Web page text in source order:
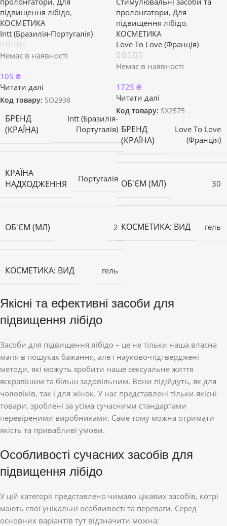
підвищення лібідо,
КОСМЕТИКА
Intt (Бразилія-Португалія)
Немає в наявності
105 ₴
Читати далі
Код товару: SO2938
БРЕНД
(КРАЇНА)
Intt (Бразилія-
Португалія)
КРАЇНА
НАДХОДЖЕННЯ
Португалія
ОБ'ЄМ (МЛ) 2
КОСМЕТИКА: ВИД гель
пролонгатори, Для
підвищення лібідо,
КОСМЕТИКА
Love To Love (Франція)
Немає в наявності
1725 ₴
Читати далі
Код товару: SX2575
БРЕНД
(КРАЇНА)
Love To Love
(Франція)
ОБ'ЄМ (МЛ) 30
КОСМЕТИКА: ВИД гель
Якісні та ефективні засоби для
підвищення лібідо
Засоби для підвищення лібідо – це не тільки наша власна
магія в пошуках бажання, але і науково-підтверджені
методи, які можуть зробити наше сексуальне життя
яскравішим та більш задовільним. Вони підійдуть, як для
чоловіків, так і для жінок. У нас представлені тільки якісні
товари, зроблені за усіма сучасними стандартами
перевіреними виробниками. Саме тому можна отримати
якість та привабливі умови.
Особливості сучасних засобів для
підвищення лібідо
У цій категорії представлено чимало цікавих засобів, котрі
мають свої унікальні особливості та переваги. Серед
основних варіантів тут відзначити можна: